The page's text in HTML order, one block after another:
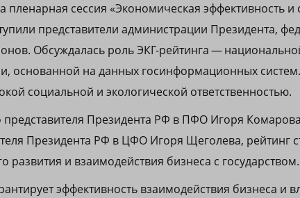
сессия «Экономическая эффективность и
представители администрации Президента,
Обсуждалась роль ЭКГ-рейтинга —
основанной на данных госинформационных
социальной и экологической ответственностью.
Президента РФ в ПФО Игоря
Президента РФ в ЦФО Игоря Щеголева, рейтинг
развития и взаимодействия бизнеса с государством.
эффективность взаимодействия бизнеса и